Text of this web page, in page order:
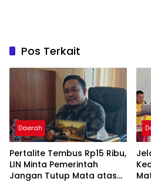
Pos Terkait
Daerah
‎Pertalite Tembus Rp15 Ribu,
LIN Minta Pemerintah
Jangan Tutup Mata atas